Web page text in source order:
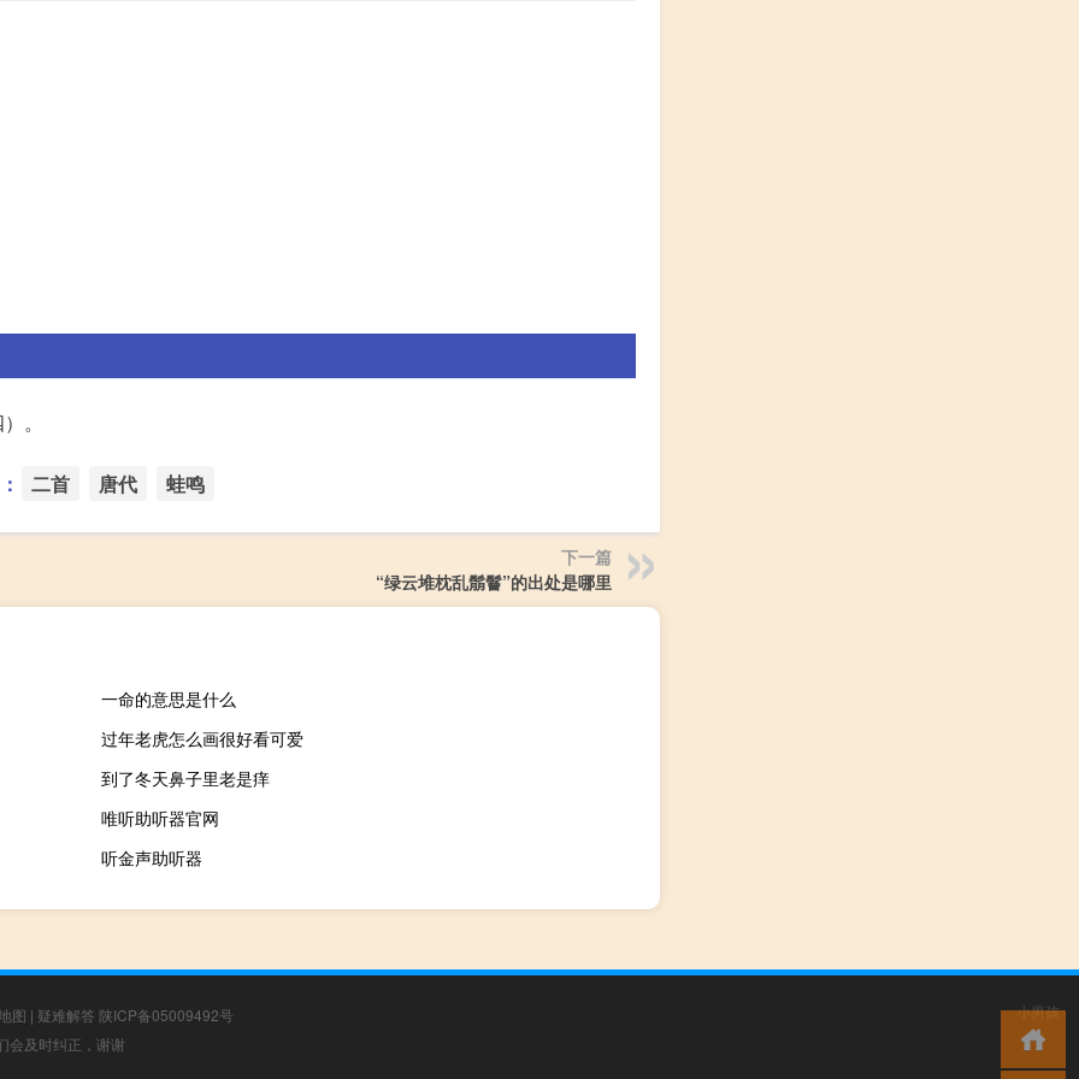
。
二首 唐代 蛙鸣
下一篇
“绿云堆枕乱鬅鬙”的出处是哪里
一命的意思是什么
过年老虎怎么画很好看可爱
到了冬天鼻子里老是痒
唯听助听器官网
听金声助听器
图 | 疑难解答 陕ICP备05009492号
会及时纠正，谢谢
小男孩